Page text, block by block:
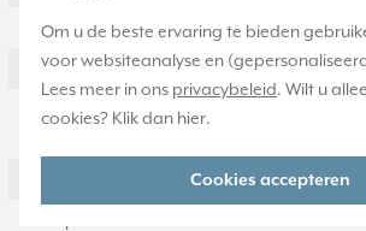
Om u de beste ervaring te bieden
voor websiteanalyse en
Lees meer in ons privacybeleid. Wilt u
cookies? Klik dan hier.
Cookies accepteren
Met verlichting Nee
Kroonsteen Nee
RAL-nummer
Nee